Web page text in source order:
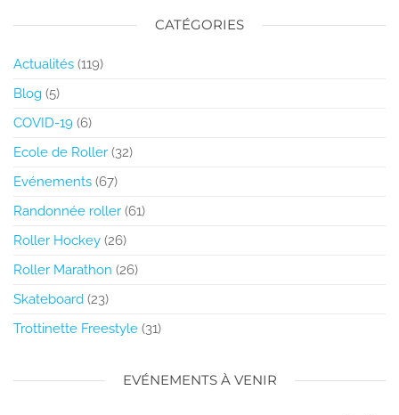
CATÉGORIES
Actualités (119)
Blog (5)
COVID-19 (6)
Ecole de Roller (32)
Evénements (67)
Randonnée roller (61)
Roller Hockey (26)
Roller Marathon (26)
Skateboard (23)
Trottinette Freestyle (31)
EVÉNEMENTS À VENIR